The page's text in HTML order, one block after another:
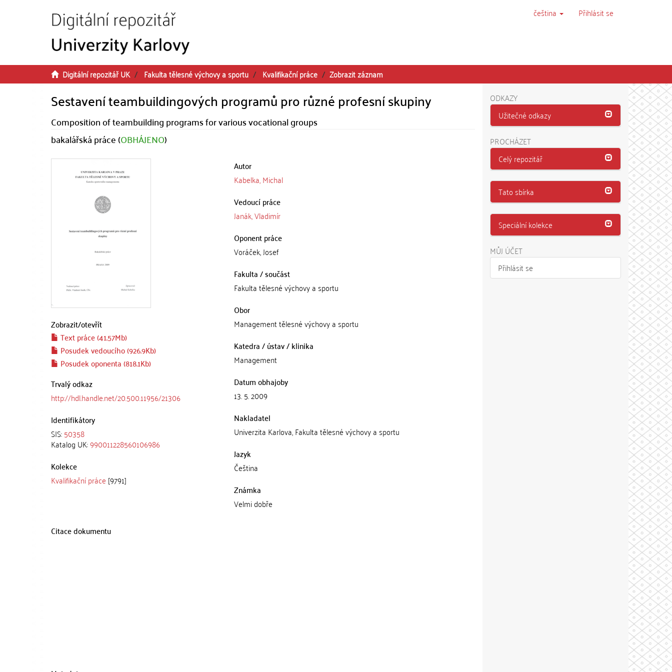
čeština Přihlásit se
Digitální repozitář UK Fakulta tělesné výchovy a sportu Kvalifikační práce Zobrazit záznam
Sestavení teambuildingových programů pro různé profesní skupiny
Composition of teambuilding programs for various vocational groups
bakalářská práce (OBHÁJENO)
Zobrazit/otevřít
Text práce (41.57Mb)
Posudek vedoucího (926.9Kb)
Posudek oponenta (818.1Kb)
Trvalý odkaz
http://hdl.handle.net/20.500.11956/21306
Identifikátory
SIS:50358
Katalog UK:990011228560106986
Kolekce
Kvalifikační práce [9791]
Autor
Kabelka, Michal
Vedoucí práce
Janák, Vladimír
Oponent práce
Voráček, Josef
Fakulta / součást
Fakulta tělesné výchovy a sportu
Obor
Management tělesné výchovy a sportu
Katedra / ústav / klinika
Management
Datum obhajoby
13. 5. 2009
Nakladatel
Univerzita Karlova, Fakulta tělesné výchovy a sportu
Jazyk
Čeština
Známka
Velmi dobře
Citace dokumentu
ODKAZY
Užitečné odkazy
PROCHÁZET
Celý repozitář
Tato sbírka
Speciální kolekce
MŮJ ÚČET
Přihlásit se